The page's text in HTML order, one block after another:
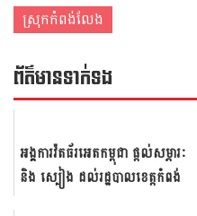
ស្រុកកំពង់លែង
ព័ត៌មាន​ទាក់​ទង
អង្គ​ការ​​វ៉ត​ធ័រ​អេត​​កម្ពុជា​​ ផ្តល់​សម្ភារៈ​
និង​ ស្បៀង​ ដល់​រដ្ឋ​បាល​ខេត្ត​កំ​ពង់​